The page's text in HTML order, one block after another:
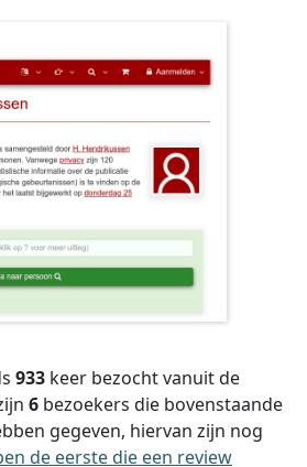
933 keer bezocht vanuit de
6 bezoekers die bovenstaande
gegeven, hiervan zijn nog
de eerste die een review